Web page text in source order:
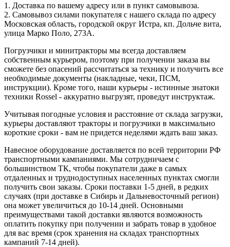
1. Доставка по вашему адресу или в пункт самовывоза.
2. Самовывоз силами покупателя с нашего склада по адресу
Московская область, городской округ Истра, кп. Дольче вита,
улица Марко Поло, 273А.
Погрузчики и минитракторы мы всегда доставляем
собственным курьером, поэтому при получении заказа вы
сможете без опасений рассчитаться за технику и получить все
необходимые документы (накладные, чеки, ПСМ,
инструкции). Кроме того, наши курьеры - истинные знатоки
техники Rossel - аккуратно выгрузят, проведут инструктаж.
Учитывая погодные условия и расстояние от склада загрузки,
курьеры доставляют тракторы и погрузчики в максимально
короткие сроки - вам не придется неделями ждать ваш заказ.
Навесное оборудование доставляется по всей территории РФ
транспортными кампаниями. Мы сотрудничаем с
большинством ТК, чтобы покупатели даже в самых
отдаленных и труднодоступных населенных пунктах смогли
получить свои заказы. Сроки поставки 1-5 дней, в редких
случаях (при доставке в Сибирь и Дальневосточный регион)
она может увеличиться до 10-14 дней. Основными
преимуществами такой доставки являются возможность
оплатить покупку при получении и забрать товар в удобное
для вас время (срок хранения на складах транспортных
кампаний 7-14 дней).